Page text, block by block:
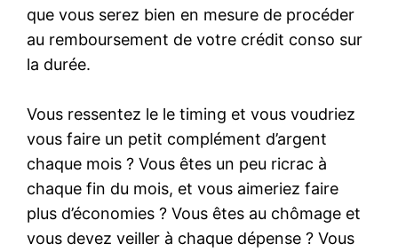
que vous serez bien en mesure de procéder
au remboursement de votre crédit conso sur
la durée.
Vous ressentez le le timing et vous voudriez
vous faire un petit complément d’argent
chaque mois ? Vous êtes un peu ricrac à
chaque fin du mois, et vous aimeriez faire
plus d’économies ? Vous êtes au chômage et
vous devez veiller à chaque dépense ? Vous